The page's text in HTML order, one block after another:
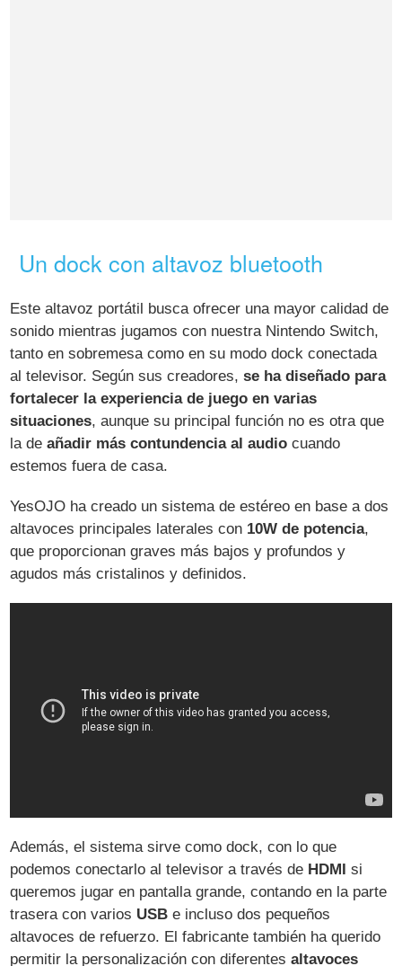
Un dock con altavoz bluetooth
Este altavoz portátil busca ofrecer una mayor calidad de
sonido mientras jugamos con nuestra Nintendo Switch,
tanto en sobremesa como en su modo dock conectada
al televisor. Según sus creadores,se ha diseñado para
fortalecer la experiencia de juego en varias
situaciones, aunque su principal función no es otra que
la deañadir más contundencia al audio cuando
estemos fuera de casa.
YesOJO ha creado un sistema de estéreo en base a dos
altavoces principales laterales con 10W de potencia,
que proporcionan graves más bajos y profundos y
agudos más cristalinos y definidos.
Además, el sistema sirve como dock, con lo que
podemos conectarlo al televisor a través de HDMI
si
queremos jugar en pantalla grande, contando en la parte
trasera con varios USB e incluso dos pequeños
altavoces de refuerzo. El fabricante también ha querido
permitir la personalización con diferentes altavoces